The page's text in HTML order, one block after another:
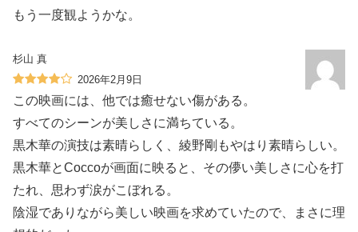
もう一度観ようかな。
杉山 真
2026年2月9日
この映画には、他では癒せない傷がある。
すべてのシーンが美しさに満ちている。
黒木華の演技は素晴らしく、綾野剛もやはり素晴らしい。
黒木華とCoccoが画面に映ると、その儚い美しさに心を打
たれ、思わず涙がこぼれる。
陰湿でありながら美しい映画を求めていたので、まさに理